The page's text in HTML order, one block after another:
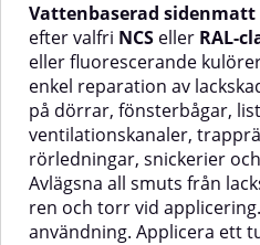
Vattenbaserad sidenmatt
efter valfri NCS eller RAL-
eller fluorescerande
enkel reparation av
på dörrar, fönsterbågar,
ventilationskanaler,
rörledningar, snickerier
Avlägsna all smuts från
ren och torr vid
användning. Applicera ett